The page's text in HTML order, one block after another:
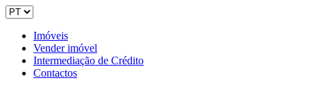
Imóveis
Vender imóvel
Intermediação de Crédito
Contactos